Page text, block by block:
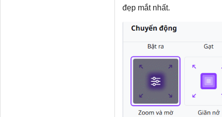
đẹp mắt nhất.